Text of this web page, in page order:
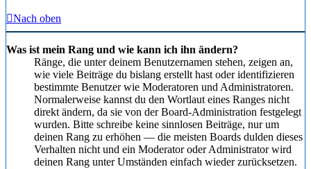
Nach oben
Was ist mein Rang und wie kann ich ihn ändern?
Ränge, die unter deinem Benutzernamen stehen, zeigen an,
wie viele Beiträge du bislang erstellt hast oder identifizieren
bestimmte Benutzer wie Moderatoren und Administratoren.
Normalerweise kannst du den Wortlaut eines Ranges nicht
direkt ändern, da sie von der Board-Administration festgelegt
wurden. Bitte schreibe keine sinnlosen Beiträge, nur um
deinen Rang zu erhöhen — die meisten Boards dulden dieses
Verhalten nicht und ein Moderator oder Administrator wird
deinen Rang unter Umständen einfach wieder zurücksetzen.